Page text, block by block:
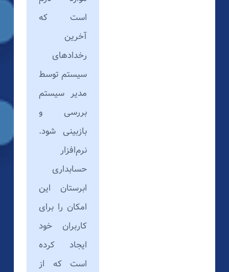
است که
آخرین
رخدادهای
سیستم توسط
مدیر سیستم
بررسی و
بازبینی شود.
نرم‌افزار
حسابداری
ابرستان این
امکان را برای
کاربران خود
ایجاد کرده
است که از